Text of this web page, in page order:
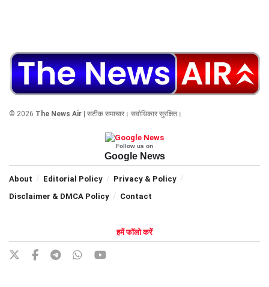
© 2026 The News Air | सटीक समाचार। सर्वाधिकार सुरक्षित।
Follow us on
Google News
About Editorial Policy
Privacy & Policy
Disclaimer & DMCA Policy
Contact
हमें फॉलो करें